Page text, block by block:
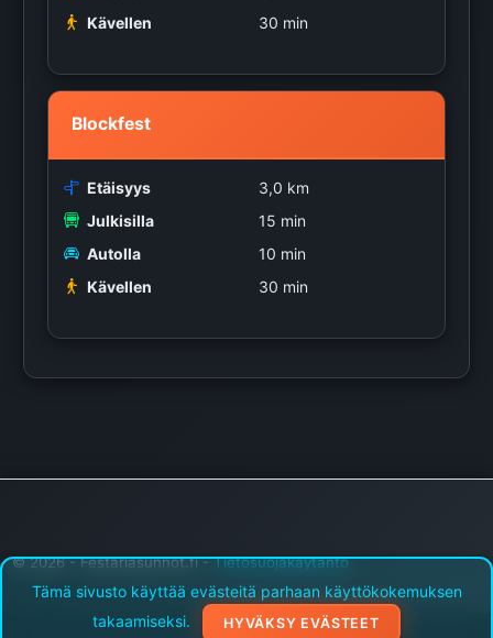
Tämä sivusto käyttää evästeitä parhaan käyttökokemuksen
takaamiseksi.
HYVÄKSY EVÄSTEET
Kävellen
30 min
Blockfest
Etäisyys
3,0 km
Julkisilla
15 min
Autolla
10 min
Kävellen
30 min
© 2026 - Festariasunnot.fi -Tietosuojakäytäntö